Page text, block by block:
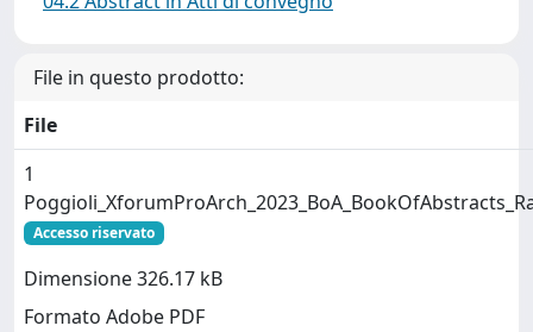
File in questo prodotto:
File
1
Accesso riservato
Dimensione 326.17 kB
Formato Adobe PDF